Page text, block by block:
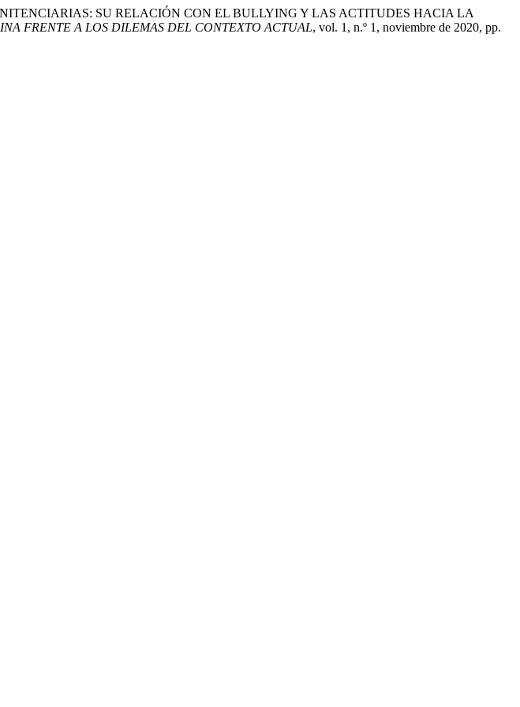
SU RELACIÓN CON EL BULLYING Y LAS ACTITUDES HACIA LA
FRENTE A LOS DILEMAS DEL CONTEXTO ACTUAL, vol. 1, n.º 1, noviembre de 2020, pp.